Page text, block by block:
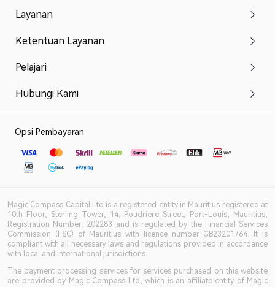
Layanan
Ketentuan Layanan
Pelajari
Hubungi Kami
Opsi Pembayaran
Magic Compass Capital Ltd is a registered entity in Mauritius registered at
10th Floor, Sterling Tower, 14, Poudriere Street, Port-Louis, Mauritius,
Registration Number: 202283 and is regulated by the Financial Services
Commission (FSC) of Mauritius with licence number GB23201764. It is
compliant with all necessary laws and regulations provided in accordance
with local and international jurisdictions.
The payment processing services for services purchased on this website
are provided by Magic Compass Ltd, which is an affiliate entity of Magic